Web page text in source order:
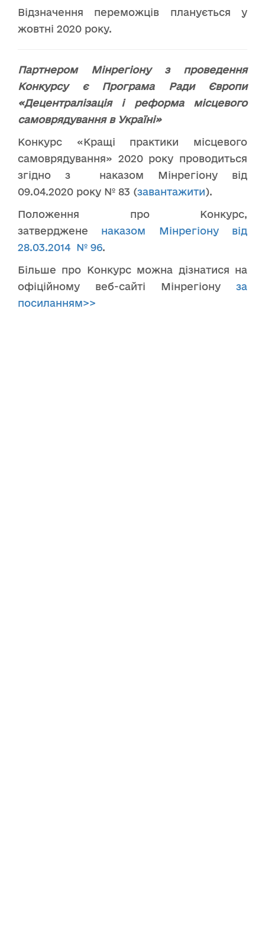
Відзначення переможців планується у
жовтні 2020 року.
Партнером Мінрегіону з проведення
Конкурсу є Програма Ради Європи
«Децентралізація і реформа місцевого
самоврядування в Україні»
Конкурс «Кращі практики місцевого
самоврядування» 2020 року проводиться
згідно з наказом Мінрегіону від
09.04.2020 року № 83 (завантажити).
Положення про Конкурс,
затверджене наказом Мінрегіону від
28.03.2014 № 96.
Більше про Конкурс можна дізнатися на
офіційному веб-сайті Мінрегіону за
посиланням>>